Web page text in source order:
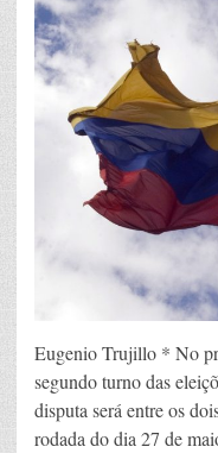
Eugenio Trujillo * No
segundo turno das
disputa será entre os
rodada do dia 27 de